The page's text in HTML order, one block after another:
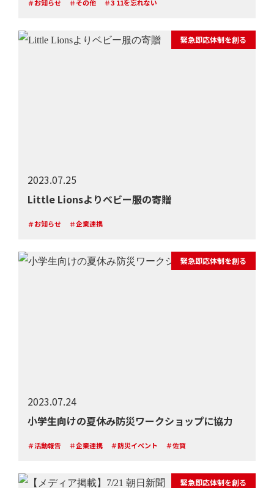
＃お知らせ ＃その他 ＃3 11を忘れない
2023.07.25
Little Lionsよりベビー服の寄贈
＃お知らせ ＃企業連携
緊急即応体制を創る
2023.07.24
小学生向けの夏休み防災ワークショップに協力
＃活動報告 ＃企業連携 ＃防災イベント ＃佐賀
緊急即応体制を創る
緊急即応体制を創る